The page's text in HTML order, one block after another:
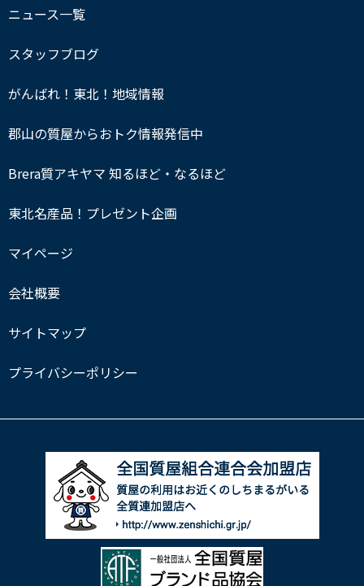
ニュース一覧
スタッフブログ
がんばれ！東北！地域情報
郡山の質屋からおトク情報発信中
Brera質アキヤマ 知るほど・なるほど
東北名産品！プレゼント企画
マイページ
会社概要
サイトマップ
プライバシーポリシー